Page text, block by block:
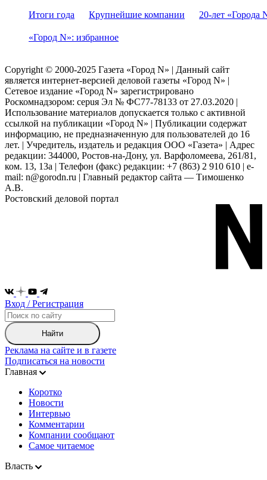
Итоги года
Крупнейшие компании 20-лет «Города
«Город N»: избранное
Copyright © 2000-2025 Газета «Город N» | Данный сайт
является интернет-версией деловой газеты «Город N» |
Сетевое издание «Город N» зарегистрировано
Роскомнадзором: серuя Эл № ФС77-78133 от 27.03.2020 |
Использование материалов допускается только с активной
ссылкой на публикации «Город N» | Публикации содержат
информацию, не предназначенную для пользователей до 16
лет. | Учредитель, издатель и редакция ООО «Газета» | Адрес
редакции: 344000, Ростов-на-Дону, ул. Варфоломеева, 261/81,
ком. 13, 13а | Телефон (факс) редакции: +7 (863) 2 910 610 | e-
mail: n@gorodn.ru | Главный редактор сайта — Тимошенко
А.В.
Ростовский деловой портал
Вход / Регистрация
Найти
Реклама на сайте и в газете
Подписаться на новости
Главная
Коротко
Новости
Интервью
Комментарии
Компании сообщают
Самое читаемое
Власть